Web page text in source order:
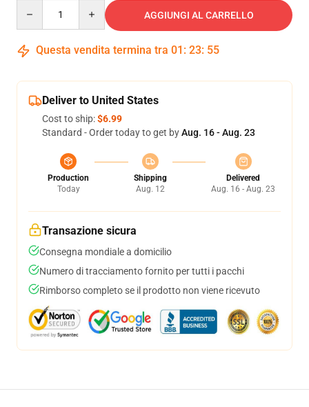
AGGIUNGI AL CARRELLO
Questa vendita termina tra 01 : 23: 54
Deliver to United States
Cost to ship:$6.99
Standard - Order today to get byAug. 16 - Aug. 23
Production
Today
Shipping
Aug. 12
Delivered
Aug. 16 - Aug. 23
Transazione sicura
Consegna mondiale a domicilio
Numero di tracciamento fornito per tutti i pacchi
Rimborso completo se il prodotto non viene ricevuto